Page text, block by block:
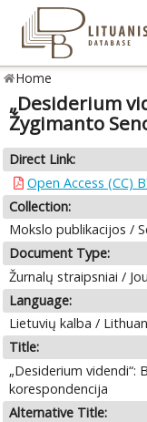
Home
„Desiderium
Žygimanto
Direct Link:
Open Access (CC)
Collection:
Mokslo publikacijos /
Document Type:
Žurnalų straipsniai /
Language:
Lietuvių kalba /
Title:
„Desiderium
korespondencija
Alternative Title: